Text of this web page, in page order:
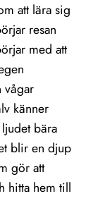
att lära sig
resan
med att
vågar
känner
bära
blir en djup
gör att
hitta hem till